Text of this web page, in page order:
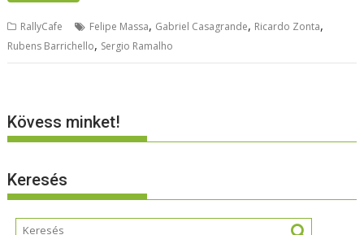
RallyCafe Felipe Massa, Gabriel Casagrande, Ricardo Zonta,
Rubens Barrichello, Sergio Ramalho
Kövess minket!
Keresés